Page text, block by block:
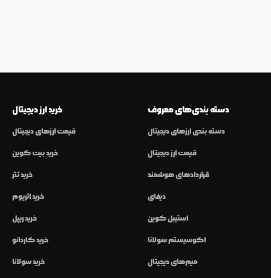
خرید ارز دیجیتال
قیمت ارزهای دیجیتال
خرید بیت کوین
خرید تتر
خرید اتریوم
خرید ریپل
خرید کاردانو
خرید سولانا
دسته بندی‌های معروف
دسته بندی ارزهای دیجیتال
قیمت ارز دیجیتال
قراردادهای هوشمند
دیفای
استیبل کوین
اکوسیستم سولانا
میم‌های دیجیتال